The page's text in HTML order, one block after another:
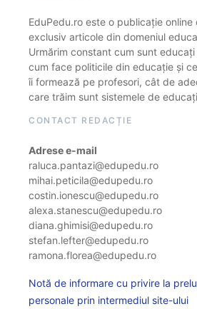
EduPedu.ro este o publicație
exclusiv articole din domeniul
Urmărim constant cum sunt
cum face politicile din educație și
îi formează pe profesori, cât de
care trăim sunt sistemele de
CONTACT REDACȚIE
Adrese e-mail
raluca.pantazi@edupedu.ro
mihai.peticila@edupedu.ro
costin.ionescu@edupedu.ro
alexa.stanescu@edupedu.ro
diana.ghimisi@edupedu.ro
stefan.lefter@edupedu.ro
ramona.florea@edupedu.ro
Notă de informare cu privire la
personale prin intermediul site-ului